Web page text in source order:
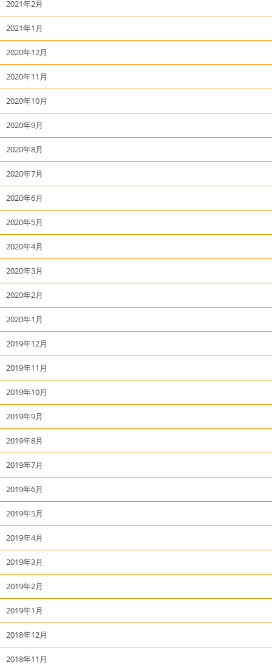
2021年2月
2021年1月
2020年12月
2020年11月
2020年10月
2020年9月
2020年8月
2020年7月
2020年6月
2020年5月
2020年4月
2020年3月
2020年2月
2020年1月
2019年12月
2019年11月
2019年10月
2019年9月
2019年8月
2019年7月
2019年6月
2019年5月
2019年4月
2019年3月
2019年2月
2019年1月
2018年12月
2018年11月